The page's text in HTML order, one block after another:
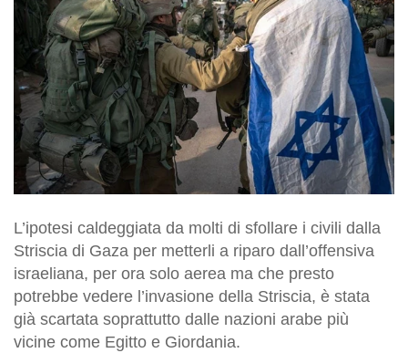
L’ipotesi caldeggiata da molti di sfollare i civili dalla
Striscia di Gaza per metterli a riparo dall’offensiva
israeliana, per ora solo aerea ma che presto
potrebbe vedere l’invasione della Striscia, è stata
già scartata soprattutto dalle nazioni arabe più
vicine come Egitto e Giordania.